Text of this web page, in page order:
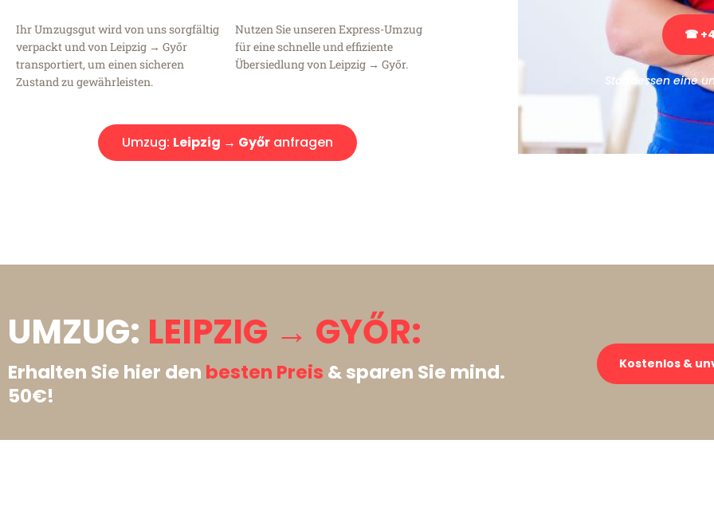
Ihr Umzugsgut wird von uns sorgfältig
verpackt und von Leipzig → Győr
transportiert, um einen sicheren
Zustand zu gewährleisten.
Nutzen Sie unseren Express-Umzug
für eine schnelle und effiziente
Übersiedlung von Leipzig → Győr.
Umzug: Leipzig → Győranfragen
☎
Stattdessen eine
UMZUG: LEIPZIG → GYŐR:
Erhalten Sie hier den besten Preis & sparen Sie mind.
50€!
Kostenlos &